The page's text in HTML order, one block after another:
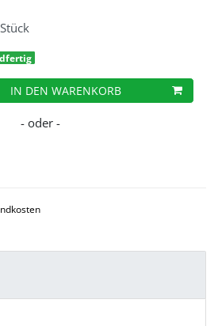
IN DEN WARENKORB